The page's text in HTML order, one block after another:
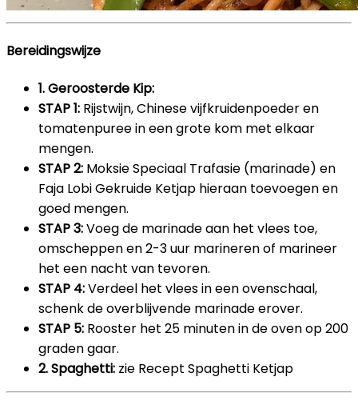
Bereidingswijze
1. Geroosterde Kip:
STAP 1: Rijstwijn, Chinese vijfkruidenpoeder en
tomatenpuree in een grote kom met elkaar
mengen.
STAP 2: Moksie Speciaal Trafasie (marinade) en
Faja Lobi Gekruide Ketjap hieraan toevoegen en
goed mengen.
STAP 3:Voeg de marinade aan het vlees toe,
omscheppen en 2-3 uur marineren of marineer
het een nacht van tevoren.
STAP 4:Verdeel het vlees in een ovenschaal,
schenk de overblijvende marinade erover.
STAP 5: Rooster het 25 minuten in de oven op 200
graden gaar.
2. Spaghetti: zie Recept Spaghetti Ketjap